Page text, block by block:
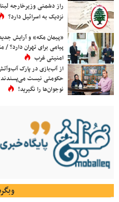
راز دشمنی وزیرخارجه
نزدیک به اسرائیل دارد؟
«پیمان مکه» و آرایش
پیامی برای تهران دارد؟ /
امنیتی غرب
از آب‌بازی در پارک
حکومتی نیست
نوجوان‌ها را نگیرید!